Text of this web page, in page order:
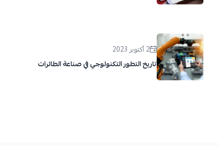
2 أكتوبر 2023
تاريخ التطور التكنولوجي في صناعة الطائرات